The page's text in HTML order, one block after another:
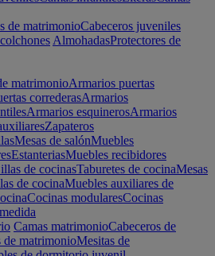
de matrimonioCabeceros juveniles
AlmohadasProtectores de
matrimonioArmarios puertas
correderasArmarios
Armarios esquinerosArmarios
Zapateros
Mesas de salónMuebles
EstanteriasMuebles recibidores
de cocinasTaburetes de cocinaMesas
de cocinaMuebles auxiliares de
Cocinas modularesCocinas
Camas matrimonioCabeceros de
de matrimonioMesitas de